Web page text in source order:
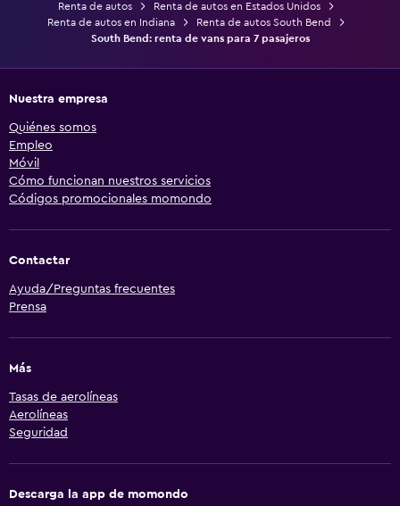
Renta de autos
Renta de autos en Estados Unidos
Renta de autos en Indiana
Renta de autos South Bend
South Bend: renta de vans para 7 pasajeros
Nuestra empresa
Quiénes somos
Empleo
Móvil
Cómo funcionan nuestros servicios
Códigos promocionales momondo
Contactar
Ayuda/Preguntas frecuentes
Prensa
Más
Tasas de aerolíneas
Aerolíneas
Seguridad
Descarga la app de momondo